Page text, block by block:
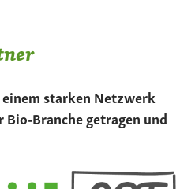
starken Netzwerk
Branche getragen und